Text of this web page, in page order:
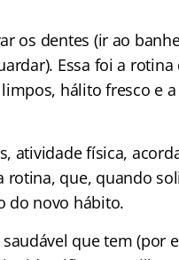
os dentes (ir ao
Essa foi a
hálito fresco e a
atividade física,
rotina, que, quando
do novo hábito.
que tem (por